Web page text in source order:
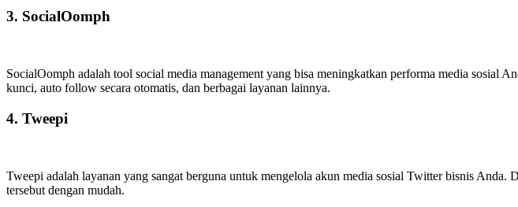
3. SocialOomph
SocialOomph adalah tool social media management yang bisa meningkatkan performa media sosial
kunci, auto follow secara otomatis, dan berbagai layanan lainnya.
4. Tweepi
Tweepi adalah layanan yang sangat berguna untuk mengelola akun media sosial Twitter bisnis
tersebut dengan mudah.